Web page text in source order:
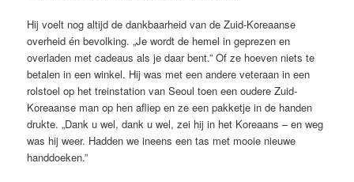
Hij voelt nog altijd de dankbaarheid van de Zuid-Koreaanse
overheid én bevolking. „Je wordt de hemel in geprezen en
overladen met cadeaus als je daar bent.” Of ze hoeven niets te
betalen in een winkel. Hij was met een andere veteraan in een
rolstoel op het treinstation van Seoul toen een oudere Zuid-
Koreaanse man op hen afliep en ze een pakketje in de handen
drukte. „Dank u wel, dank u wel, zei hij in het Koreaans – en weg
was hij weer. Hadden we ineens een tas met mooie nieuwe
handdoeken.”